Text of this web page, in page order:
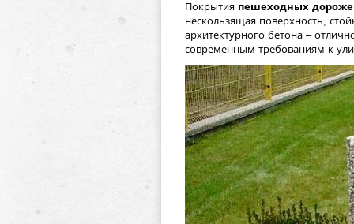
Покрытия пешеходных
нескользящая поверхность,
архитектурного бетона –
современным требованиям к